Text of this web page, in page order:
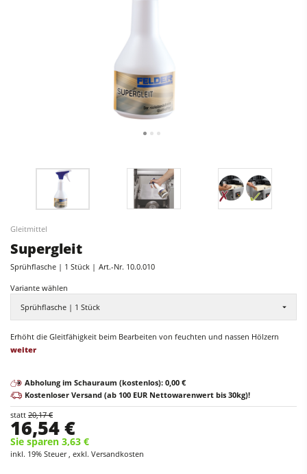
Kreissäge-Fräsmaschinen
Kombimaschinen
CNC-Bearbeitungszentren
Kantenanleimmaschinen
Breitbandschleifmaschinen
Langband- & Kantenschleifmaschinen
Bandsägen
Bohrmaschinen
Druckbalkensägen & Plattenaufteilsägen
Heizplattenpressen & Vakuumpressen
Reinluftabsauggeräte & Entstauber
Vorschubapparate
Werkstattausrüstung
Kreissägen und Formatkreissägen
Hobelmaschinen
Kreissäge-Fräsmaschinen
Kantenanleimmaschinen
Schleifmaschinen
Bürstmaschine
Bandsägen
Bohrmaschinen
Druckbalkensägen & Plattenaufteilsägen
Brikettierpressen
Vorschubapparate
Gleitmittel
Supergleit
Sprühflasche | 1 Stück Art.-Nr. 10.0.010
Variante wählen
Sprühflasche | 1 Stück
Erhöht die Gleitfähigkeit beim Bearbeiten von feuchten und nassen Hölzern
weiter
Abholung im Schauraum (kostenlos): 0,00 €
Kostenloser Versand (ab 100 EUR Nettowarenwert bis 30kg)!
statt 20,17 €
16,54 €
Sie sparen 3,63 €
inkl. 19% Steuer , exkl. Versandkosten